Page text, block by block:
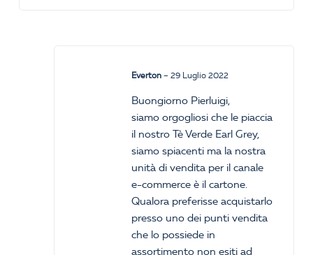
Everton – 29 Luglio 2022
Buongiorno Pierluigi,
siamo orgogliosi che le piaccia
il nostro Tè Verde Earl Grey,
siamo spiacenti ma la nostra
unità di vendita per il canale
e-commerce è il cartone.
Qualora preferisse acquistarlo
presso uno dei punti vendita
che lo possiede in
assortimento non esiti ad